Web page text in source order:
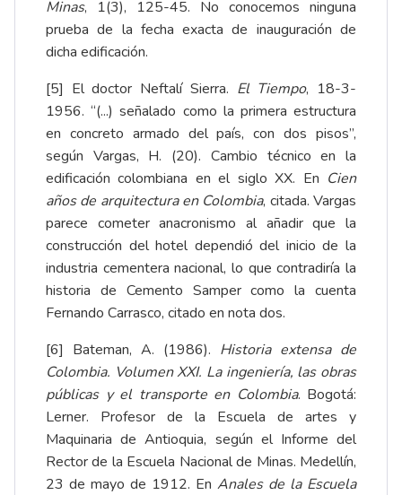
Minas, 1(3), 125-45. No conocemos ninguna
prueba de la fecha exacta de inauguración de
dicha edificación.
[5] El doctor Neftalí Sierra. El Tiempo, 18-3-
1956. “(...) señalado como la primera estructura
en concreto armado del país, con dos pisos”,
según Vargas, H. (20). Cambio técnico en la
edificación colombiana en el siglo XX. En Cien
años de arquitectura en Colombia, citada. Vargas
parece cometer anacronismo al añadir que la
construcción del hotel dependió del inicio de la
industria cementera nacional, lo que contradiría la
historia de Cemento Samper como la cuenta
Fernando Carrasco, citado en nota dos.
[6] Bateman, A. (1986). Historia extensa de
Colombia. Volumen XXI. La ingeniería, las obras
públicas y el transporte en Colombia. Bogotá:
Lerner. Profesor de la Escuela de artes y
Maquinaria de Antioquia, según el Informe del
Rector de la Escuela Nacional de Minas. Medellín,
23 de mayo de 1912. En Anales de la Escuela